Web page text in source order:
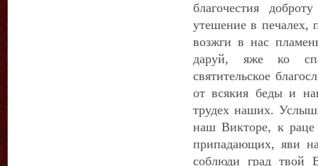
благочестия
утешение в печалех,
возжги в нас
даруй, яже ко
святительское
от всякия беды и
трудех наших.
наш Викторе, к
припадающих, яви
соблюди град твой